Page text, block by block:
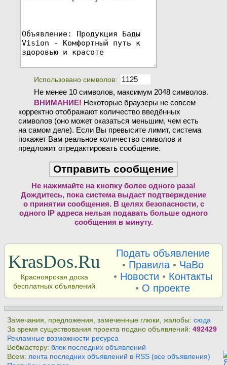
Использовано символов:
Не менее 10 символов, максимум 2048 символов.
ВНИМАНИЕ! Некоторые браузеры не совсем
корректно отображают количество введённых
символов (оно может оказаться меньшим, чем есть
на самом деле). Если Вы превысите лимит, система
покажет Вам реальное количество символов и
предложит отредактировать сообщение.
Не нажимайте на кнопку более одного раза!
Дождитесь, пока система выдаст подтверждение
о принятии сообщения. В целях безопасности, с
одного IP адреса нельзя подавать больше одного
сообщения в минуту.
KrasDos.Ru
Красноярская доска
бесплатных объявлений
Подать объявление
• Правила• ЧаВо
• Новости • Контакты
• О проекте
Замечания, предложения, замеченные глюки, жалобы:сюда
За время существования проекта подано объявлений:492429
Рекламные возможности ресурса
Вебмастеру:блок последних объявлений
Всем:лента последних объявлений в RSS (все объявления)